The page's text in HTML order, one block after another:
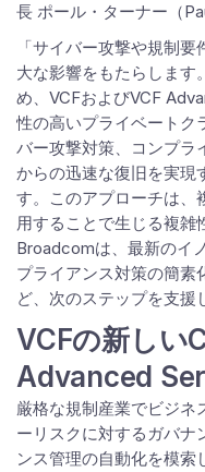
長 ポール・ターナー（
「サイバー攻撃や規制
大な影響をもたらします
め、VCFおよびVCF
性の高いプライベートク
バー攻撃対策、コンプラ
からの迅速な復旧を実現
す。このアプローチは、
用することで生じる複雑
Broadcomは、最新のイ
プライアンス対策の簡素
ど、次のステップを支援
VCFの新しい
Advanced
厳格な規制産業でビジネ
ーリスクに対するガバナ
ンス管理の自動化を模